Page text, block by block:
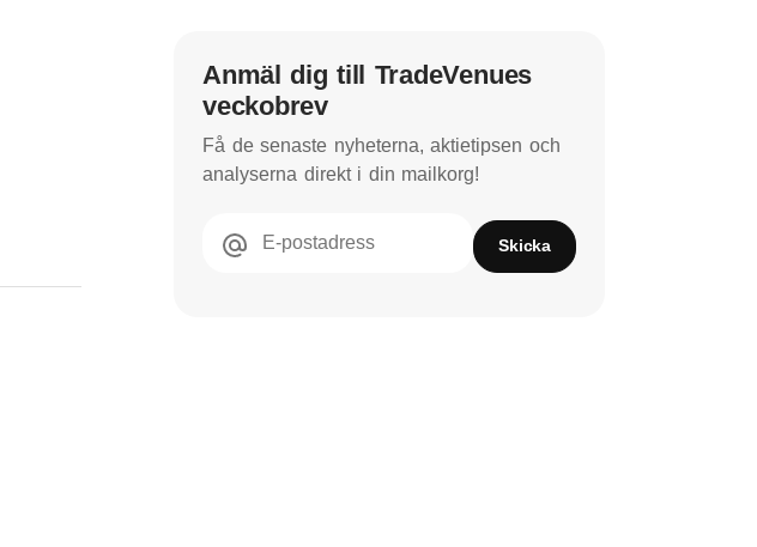
Anmäl dig till TradeVenues
veckobrev
Få de senaste nyheterna, aktietipsen och
analyserna direkt i din mailkorg!
E-postadress Skicka